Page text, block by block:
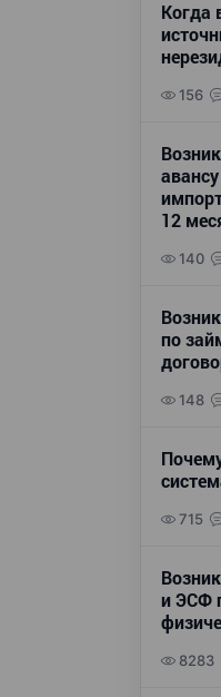
Когда
156
12
140
по
148
715
и ЭСФ
8283